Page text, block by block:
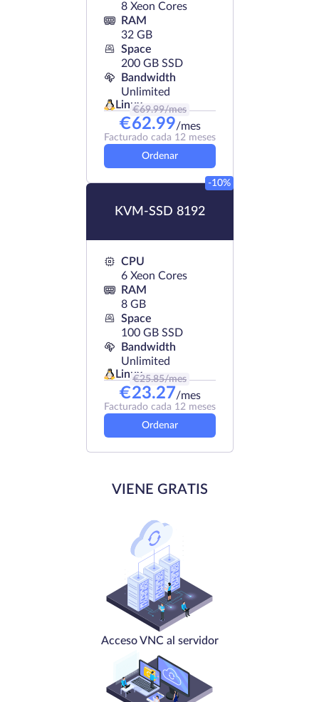
8 Xeon Cores
RAM
32 GB
Space
200 GB SSD
Bandwidth
Unlimited
Linux
€69.99/mes
€62.99/mes
Facturado cada 12 meses
Ordenar
KVM-SSD 8192
-10%
CPU
6 Xeon Cores
RAM
8 GB
Space
100 GB SSD
Bandwidth
Unlimited
Linux
€25.85/mes
€23.27/mes
Facturado cada 12 meses
Ordenar
VIENE GRATIS
Acceso VNC al servidor